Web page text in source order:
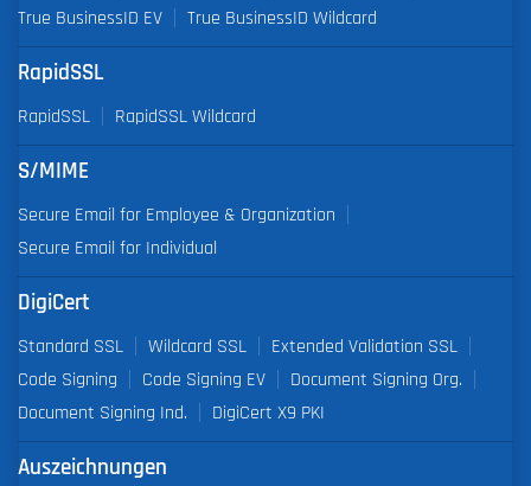
True BusinessID EV
True BusinessID Wildcard
RapidSSL
RapidSSL RapidSSL Wildcard
S/MIME
Secure Email for Employee & Organization
Secure Email for Individual
DigiCert
Standard SSL Wildcard SSL
Extended Validation SSL
Code Signing
Code Signing EV
Document Signing Org.
Document Signing Ind.
DigiCert X9 PKI
Auszeichnungen